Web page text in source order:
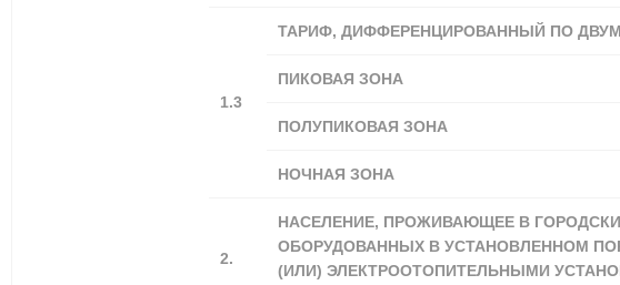
1.3
ТАРИФ, ДИФФЕРЕНЦИРОВАННЫЙ ПО
ПИКОВАЯ ЗОНА
ПОЛУПИКОВАЯ ЗОНА
НОЧНАЯ ЗОНА
2.
НАСЕЛЕНИЕ, ПРОЖИВАЮЩЕЕ В
ОБОРУДОВАННЫХ В УСТАНОВЛЕННОМ
(ИЛИ) ЭЛЕКТРООТОПИТЕЛЬНЫМИ